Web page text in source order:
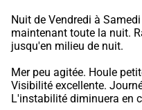
Nuit de Vendredi à
maintenant toute la nuit.
jusqu'en milieu de nuit.
Mer peu agitée. Houle
Visibilité excellente.
L'instabilité diminuera en